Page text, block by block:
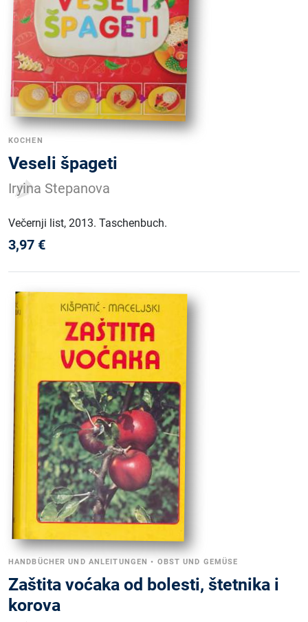
KOCHEN
Veseli špageti
Iryina Stepanova
Večernji list, 2013. Taschenbuch.
3,97 €
HANDBÜCHER UND ANLEITUNGEN • OBST UND GEMÜSE
Zaštita voćaka od bolesti, štetnika i
korova